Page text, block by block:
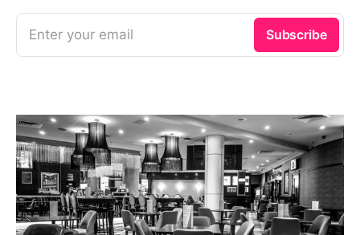
Enter your email Subscribe